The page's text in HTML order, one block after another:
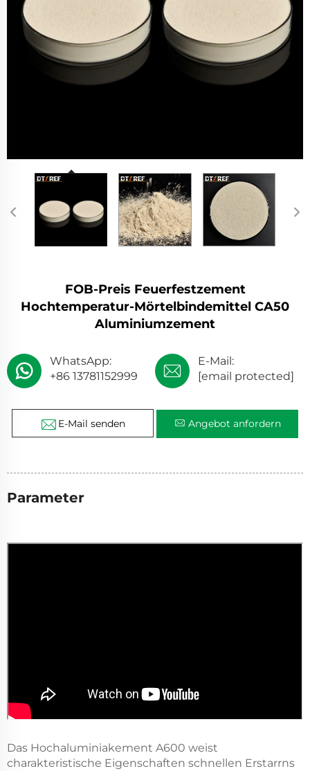
FOB-Preis Feuerfestzement
Hochtemperatur-Mörtelbindemittel CA50
Aluminiumzement
WhatsApp:
+86 13781152999
E-Mail:
[email protected]
E-Mail senden Angebot anfordern
Parameter
Das Hochaluminiakement A600 weist
charakteristische Eigenschaften schnellen Erstarrns